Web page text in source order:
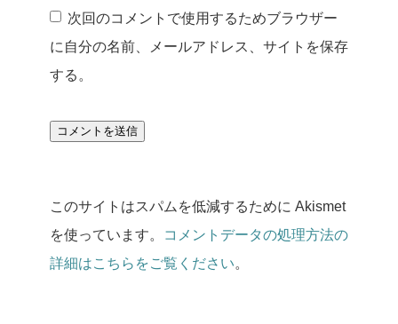
次回のコメントで使用するためブラウザー
に自分の名前、メールアドレス、サイトを保存
する。
このサイトはスパムを低減するために Akismet
を使っています。
コメントデータの処理方法の
詳細はこちらをご覧ください。